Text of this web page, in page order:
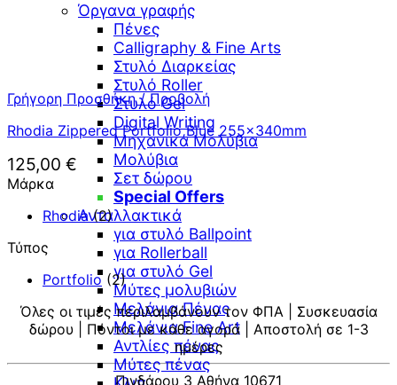
Όργανα γραφής
Πένες
Calligraphy & Fine Arts
Στυλό Διαρκείας
Στυλό Roller
Στυλό Gel
Digital Writing
Μηχανικά Μολύβια
Μολύβια
Σετ δώρου
Special Offers
Ανταλλακτικά
για στυλό Ballpoint
για Rollerball
για στυλό Gel
Μύτες μολυβιών
Μελάνια Πένας
Μελάνια Fine Art
Αντλίες πένας
Μύτες πένας
Γρήγορη Προσθήκη / Προβολή
Rhodia Zippered Portfolio Blue 255x340mm
125,00 €
Μάρκα
Rhodia (2)
Τύπος
Portfolio (2)
Όλες οι τιμές περιλαμβάνουν τον ΦΠΑ | Συσκευασία
δώρου | Πόντοι με κάθε αγορά | Αποστολή σε 1-3
ημέρες
Πινδάρου 3 Αθήνα 10671